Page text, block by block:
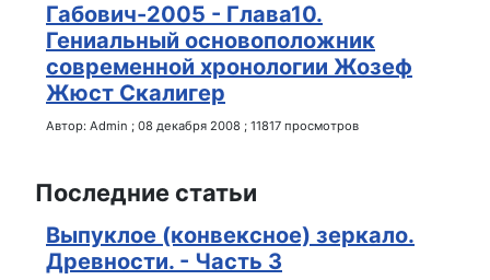
Габович-2005 - Глава10.
Гениальный основоположник
современной хронологии Жозеф
Жюст Скалигер
Автор: Admin ; 08 декабря 2008 ; 11817 просмотров
Последние статьи
Выпуклое (конвексное) зеркало.
Древности. - Часть 3